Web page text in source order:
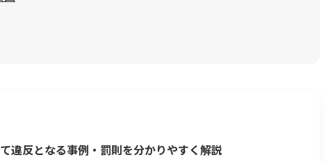
違反となる事例・罰則を分かりやすく解説